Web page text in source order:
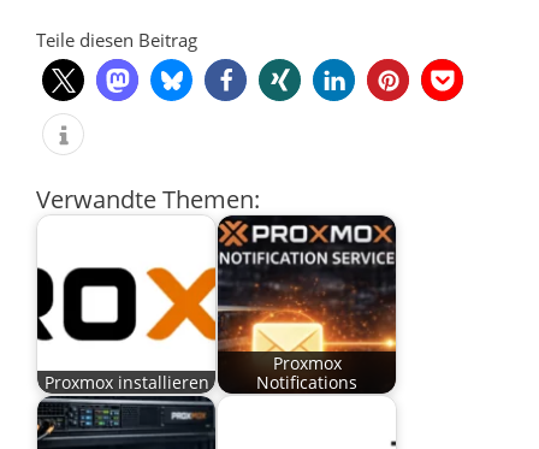
Teile diesen Beitrag
Verwandte Themen:
Proxmox installieren
Proxmox
Notifications